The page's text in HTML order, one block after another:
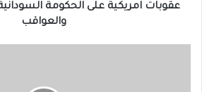
عقوبات امريكية على الحكومة
والعواقب